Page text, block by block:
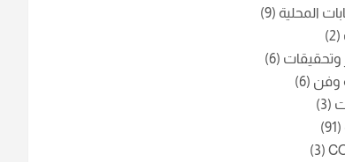
المحلية (9)
(2)
وتحقيقات (6)
وفن (6)
(3)
(91)
(3)